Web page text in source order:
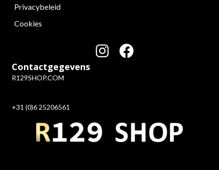
Privacybeleid
Cookies
Contactgegevens
R129SHOP.COM
+31 (0)6 25206561